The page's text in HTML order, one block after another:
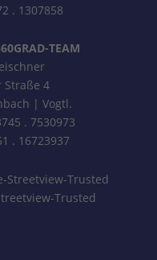
. 1307858
TEAM
Straße 4
| Vogtl.
. 7530973
. 16723937
Trusted